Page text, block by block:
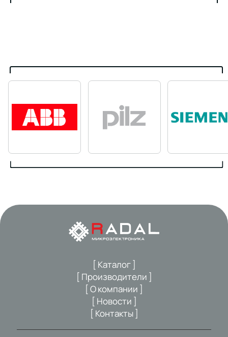
[ Каталог ]
[ Производители ]
[ О компании ]
[ Новости ]
[ Контакты ]